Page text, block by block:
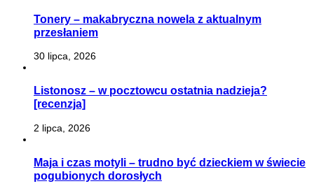
Tonery – makabryczna nowela z aktualnym
przesłaniem
30 lipca, 2026
Listonosz – w pocztowcu ostatnia nadzieja?
[recenzja]
2 lipca, 2026
Maja i czas motyli – trudno być dzieckiem w świecie
pogubionych dorosłych